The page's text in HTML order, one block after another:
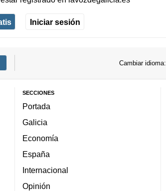
Iniciar sesión
Cambiar idioma:
SECCIONES
Portada
Galicia
Economía
España
Internacional
Opinión